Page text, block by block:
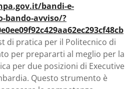
bandi-e-
bando-avviso/?
di pratica per il Politecnico di
per prepararti al meglio per la
per due posizioni di Executive
Questo strumento è